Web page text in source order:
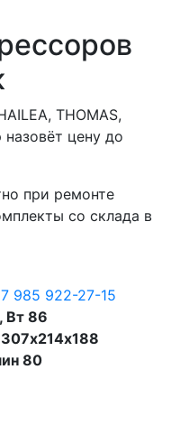
THOMAS,
цену до
при ремонте
со склада в
985 922-27-15
Вт 86
80